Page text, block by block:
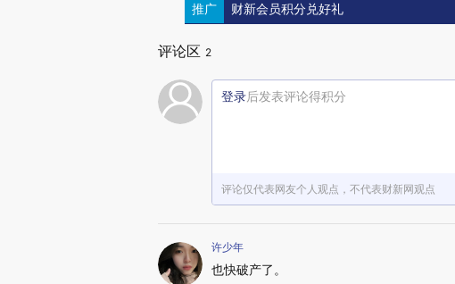
推广 财新会员积分兑好礼
评论区 2
登录后发表评论得积分
评论仅代表网友个人观点，不代表财新网观点
许少年
也快破产了。